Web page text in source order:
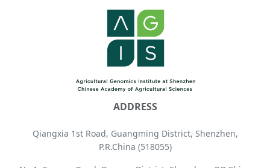
ADDRESS
Qiangxia 1st Road, Guangming District, Shenzhen,
P.R.China (518055)